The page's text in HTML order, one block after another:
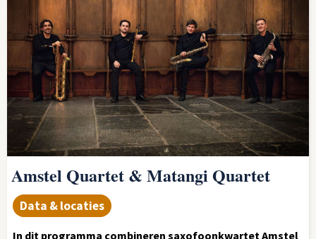
Amstel Quartet & Matangi Quartet
Data & locaties
In dit programma combineren saxofoonkwartet Amstel